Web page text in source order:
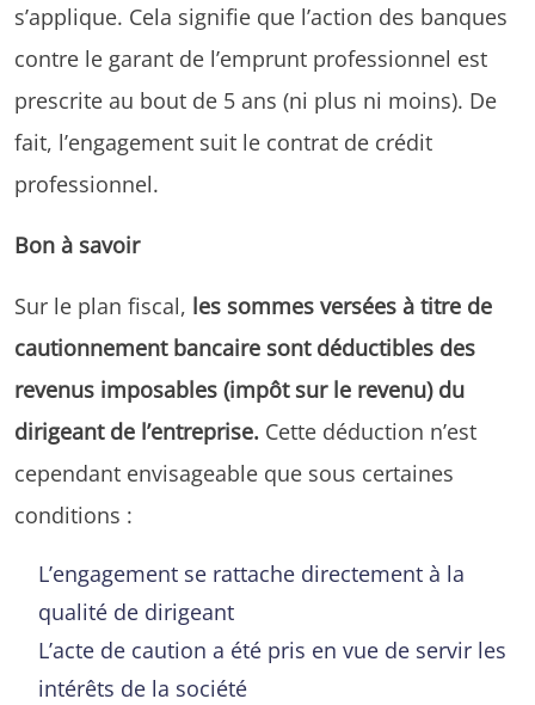
s’applique. Cela signifie que l’action des banques
contre le garant de l’emprunt professionnel est
prescrite au bout de 5 ans (ni plus ni moins). De
fait, l’engagement suit le contrat de crédit
professionnel.
Bon à savoir
Sur le plan fiscal, les sommes versées à titre de
cautionnement bancaire sont déductibles des
revenus imposables (impôt sur le revenu) du
dirigeant de l’entreprise. Cette déduction n’est
cependant envisageable que sous certaines
conditions :
L’engagement se rattache directement à la
qualité de dirigeant
L’acte de caution a été pris en vue de servir les
intérêts de la société